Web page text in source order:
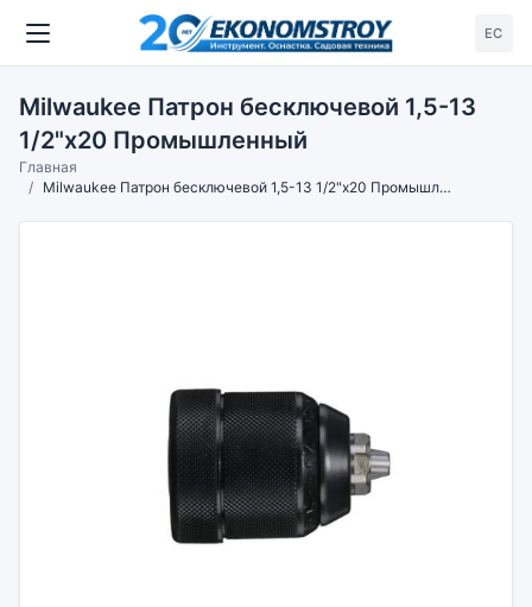
ЕС
Milwaukee Патрон бесключевой 1,5-13
1/2"х20 Промышленный
Главная
Milwaukee Патрон бесключевой 1,5-13 1/2"х20 Промышленный